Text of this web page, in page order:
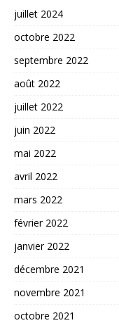
juillet 2024
octobre 2022
septembre 2022
août 2022
juillet 2022
juin 2022
mai 2022
avril 2022
mars 2022
février 2022
janvier 2022
décembre 2021
novembre 2021
octobre 2021